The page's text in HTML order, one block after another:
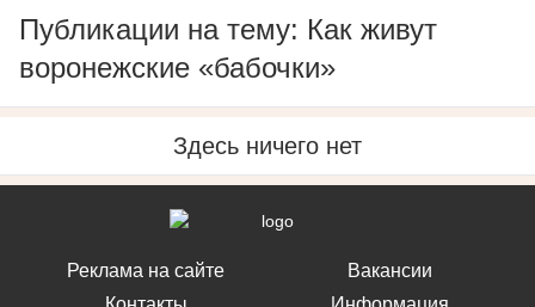
Публикации на тему: Как живут
воронежские «бабочки»
Здесь ничего нет
Реклама на сайте
Вакансии